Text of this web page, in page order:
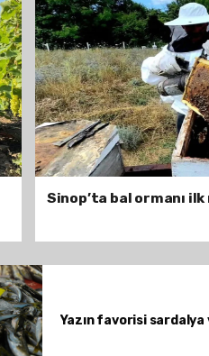
Sinop’ta bal ormanı
Yazın favorisi